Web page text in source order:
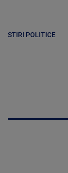
STIRI POLITICE